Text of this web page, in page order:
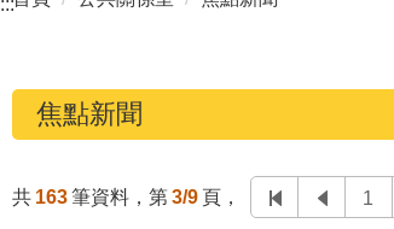
:::
焦點新聞
共 163 筆資料，第 3/9 頁， 1